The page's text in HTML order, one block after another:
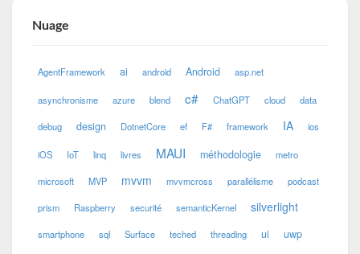
Nuage
AgentFramework ai android Android asp.net
asynchronisme azure blend c# ChatGPT cloud data
debug design DotnetCore ef F# framework IA ios
iOS IoT linq livres MAUI méthodologie metro
microsoft MVP mvvm mvvmcross parallélisme podcast
prism Raspberry securité semanticKernel silverlight
smartphone sql Surface teched threading ui uwp